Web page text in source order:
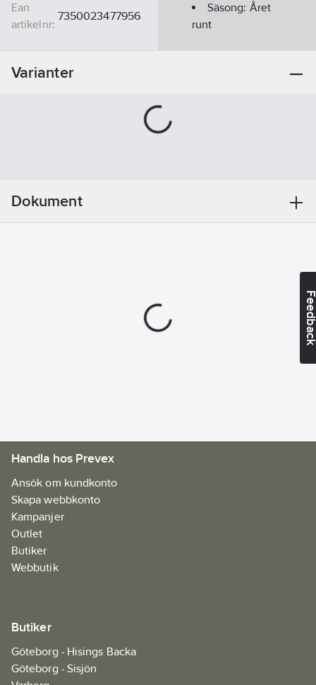
Ean
artikelnr:
7350023477956
Säsong: Året
runt
Varianter
Dokument
Handla hos Prevex
Ansök om kundkonto
Skapa webbkonto
Kampanjer
Outlet
Butiker
Webbutik
Butiker
Göteborg - Hisings Backa
Göteborg - Sisjön